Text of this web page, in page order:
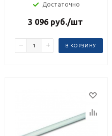
Достаточно
3 096 руб./шт
В КОРЗИНУ